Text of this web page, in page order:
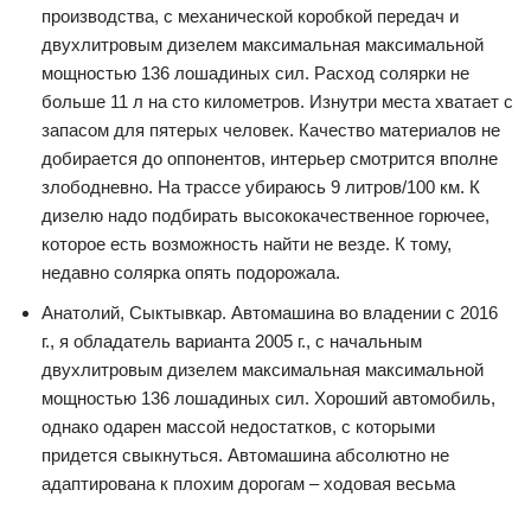
производства, с механической коробкой передач и
двухлитровым дизелем максимальная максимальной
мощностью 136 лошадиных сил. Расход солярки не
больше 11 л на сто километров. Изнутри места хватает с
запасом для пятерых человек. Качество материалов не
добирается до оппонентов, интерьер смотрится вполне
злободневно. На трассе убираюсь 9 литров/100 км. К
дизелю надо подбирать высококачественное горючее,
которое есть возможность найти не везде. К тому,
недавно солярка опять подорожала.
Анатолий, Сыктывкар. Автомашина во владении с 2016
г., я обладатель варианта 2005 г., с начальным
двухлитровым дизелем максимальная максимальной
мощностью 136 лошадиных сил. Хороший автомобиль,
однако одарен массой недостатков, с которыми
придется свыкнуться. Автомашина абсолютно не
адаптирована к плохим дорогам – ходовая весьма